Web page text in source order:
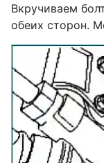
Вкручиваем
обеих сторон.